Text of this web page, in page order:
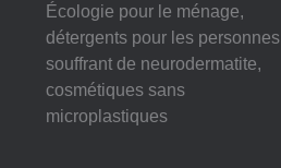
Écologie pour le ménage,
détergents pour les personnes
souffrant de neurodermatite,
cosmétiques sans
microplastiques